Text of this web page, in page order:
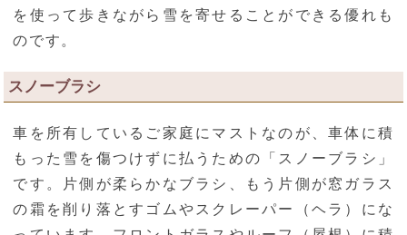
を使って歩きながら雪を寄せることができる優れも
のです。
スノーブラシ
車を所有しているご家庭にマストなのが、車体に積
もった雪を傷つけずに払うための「スノーブラシ」
です。片側が柔らかなブラシ、もう片側が窓ガラス
の霜を削り落とすゴムやスクレーパー（ヘラ）にな